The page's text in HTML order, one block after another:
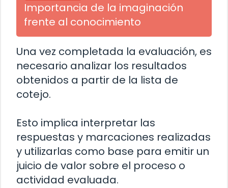
Importancia de la imaginación
frente al conocimiento
Una vez completada la evaluación, es
necesario analizar los resultados
obtenidos a partir de la lista de
cotejo.
Esto implica interpretar las
respuestas y marcaciones realizadas
y utilizarlas como base para emitir un
juicio de valor sobre el proceso o
actividad evaluada.